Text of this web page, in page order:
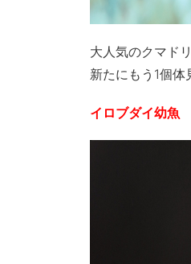
大人気のクマド
新たにもう1個体
イロブダイ幼魚